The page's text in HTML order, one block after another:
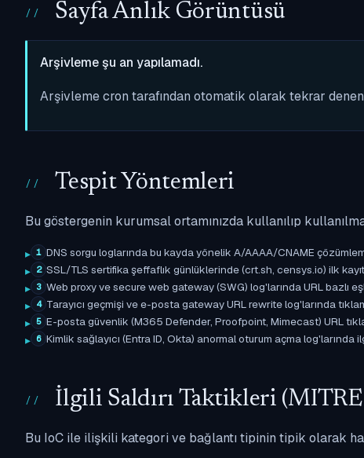
Sayfa Anlık Görüntüsü
Arşivleme şu an yapılamadı.
Arşivleme cron tarafından otomatik olarak tekrar
Tespit Yöntemleri
Bu göstergenin kurumsal ortamınızda kullanılıp
1 DNS sorgu loglarında bu kayda yönelik A/AAAA/CNAME
2 SSL/TLS sertifika şeffaflık günlüklerinde (crt.sh, censys.io) ilk
3 Web proxy ve secure web gateway (SWG) log'larında URL bazlı
4 Tarayıcı geçmişi ve e-posta gateway URL rewrite log'larında
5 E-posta güvenlik (M365 Defender, Proofpoint, Mimecast) URL
6 Kimlik sağlayıcı (Entra ID, Okta) anormal oturum açma log'larında
İlgili Saldırı Taktikleri
Bu IoC ile ilişkili kategori ve bağlantı tipinin tipik olarak